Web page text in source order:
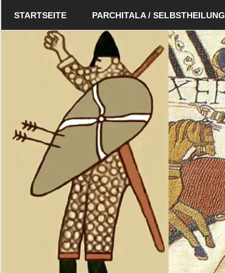
Schildverlag
STARTSEITE PARCHITALA / SELBSTHEILUNG